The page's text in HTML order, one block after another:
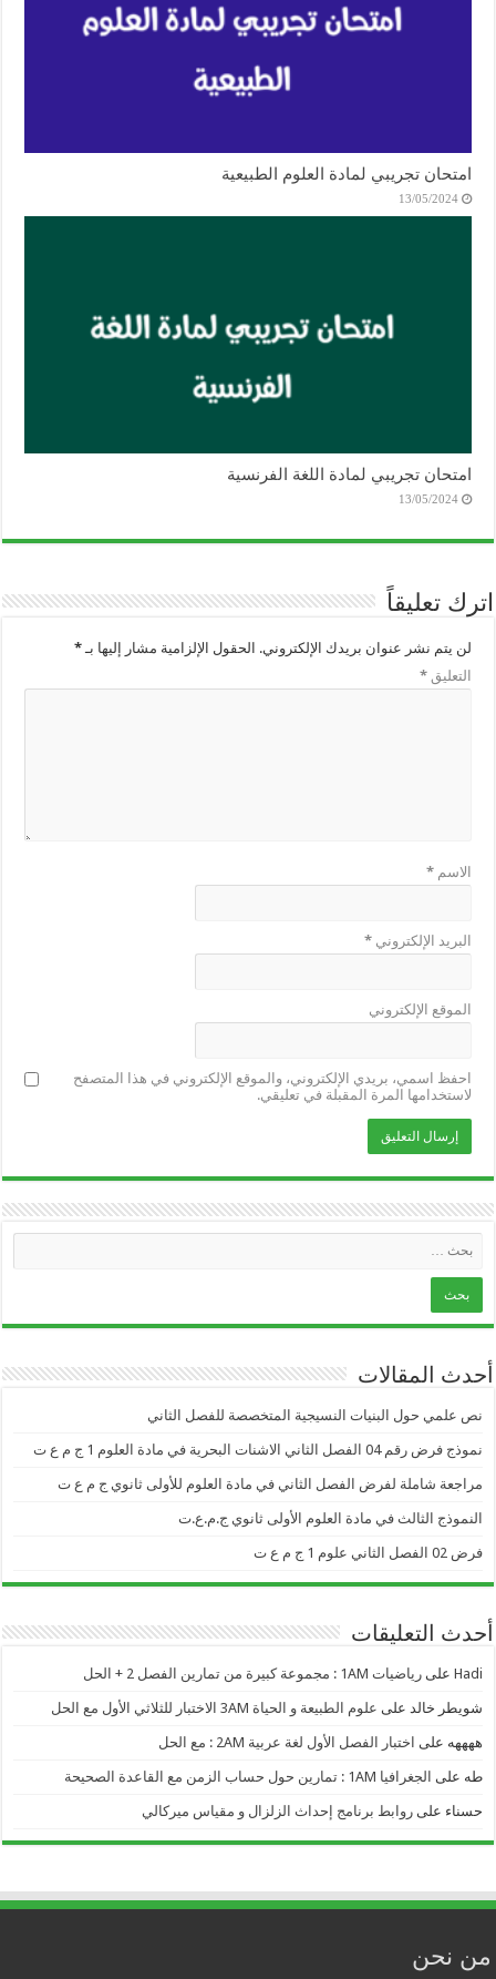
امتحان تجريبي لمادة العلوم الطبيعية
13/05/2024
امتحان تجريبي لمادة اللغة الفرنسية
13/05/2024
اترك تعليقاً
لن يتم نشر عنوان بريدك الإلكتروني. الحقول الإلزامية مشار إليها بـ*
التعليق*
الاسم*
البريد الإلكتروني*
الموقع الإلكتروني
احفظ اسمي، بريدي الإلكتروني، والموقع الإلكتروني في هذا المتصفح
لاستخدامها المرة المقبلة في تعليقي.
أحدث المقالات
نص علمي حول البنيات النسيجية المتخصصة للفصل الثاني
نموذج فرض رقم 04 الفصل الثاني الاشنات البحرية في مادة العلوم 1 ج م ع ت
مراجعة شاملة لفرض الفصل الثاني في مادة العلوم للأولى ثانوي ج م ع ت
النموذج الثالث في مادة العلوم الأولى ثانوي ج.م.ع.ت
فرض 02 الفصل الثاني علوم 1 ج م ع ت
أحدث التعليقات
Hadi علىرياضيات 1AM : مجموعة كبيرة من تمارين الفصل 2 + الحل
شويطر خالد على علوم الطبيعة و الحياة 3AM الاختبار للثلاثي الأول مع الحل
ههههه على اختبار الفصل الأول لغة عربية 2AM : مع الحل
طه على الجغرافيا 1AM : تمارين حول حساب الزمن مع القاعدة الصحيحة
حسناء علىروابط برنامج إحداث الزلزال و مقياس ميركالي
من نحن